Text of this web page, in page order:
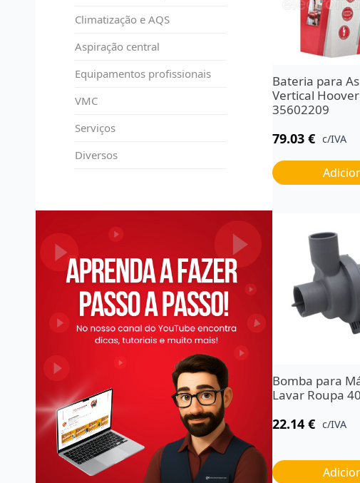
Climatização e AQS
Aspiração central
Equipamentos profissionais
VMC
Serviços
Diversos
Bateria para
Vertical
35602209
79.03€ c/IVA
Bomba para
Lavar Roupa
22.14€ c/IVA